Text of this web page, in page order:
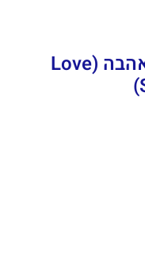
מוזיאון סיפורי האהבה (Love
Stories Museum)